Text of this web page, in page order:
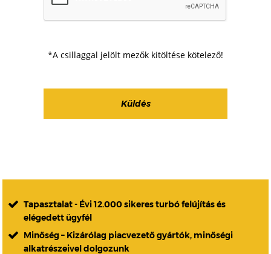
*A csillaggal jelölt mezők kitöltése kötelező!
Tapasztalat - Évi 12.000 sikeres turbó felújítás és
elégedett ügyfél
Minőség – Kizárólag piacvezető gyártók, minőségi
alkatrészeivel dolgozunk